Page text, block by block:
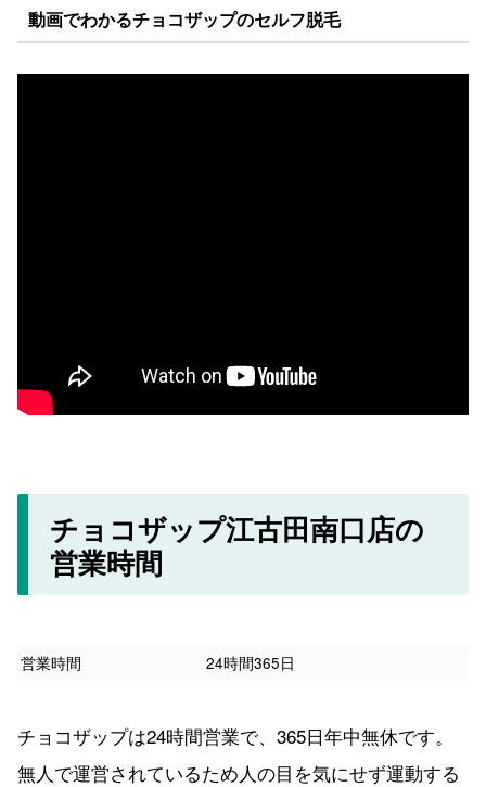
動画でわかるチョコザップのセルフ脱毛
チョコザップ江古田南口店の
営業時間
営業時間 24時間365日
チョコザップは24時間営業で、365日年中無休です。
無人で運営されているため人の目を気にせず運動する